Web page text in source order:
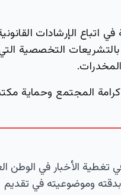
الإرشادات
التخصصية
المجتمع وحماية
الأخبار في الوطن
وموضوعيته في تقديم